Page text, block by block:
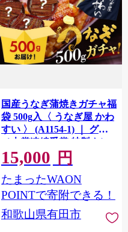
国産うなぎ蒲焼きガチャ福
袋 500g入〈 うなぎ屋 かわ
すい 〉 (A1154-1) ｜ グル
メ大賞連続受賞 特製タレ
付 送料無料 高評価 人気 ギ
フト 贈り物 お歳暮 御歳暮
丑の日 お中元 特産品 和歌
山県 有田市
15,000 円
たまったWAON
POINTで寄附できる！
和歌山県有田市